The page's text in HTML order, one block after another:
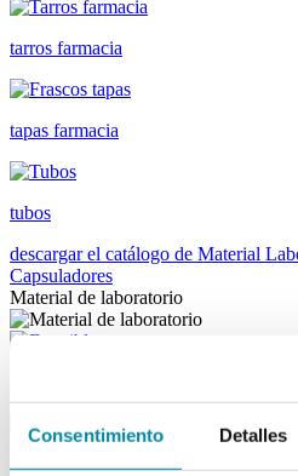
Consentimiento Detalles
tarros farmacia
tapas farmacia
tubos
descargar el catálogo de Material
Capsuladores
Material de laboratorio
reactivos merk